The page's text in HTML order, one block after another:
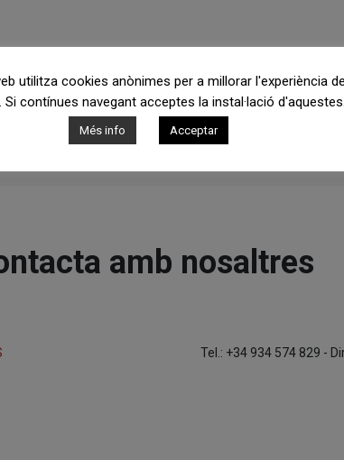
amb nosaltres
Tel.: +34 934 574 829 -
utilitza cookies anònimes per a millorar l'experiència de
Si contínues navegant acceptes la instal·lació d'aquestes.
Més info Acceptar